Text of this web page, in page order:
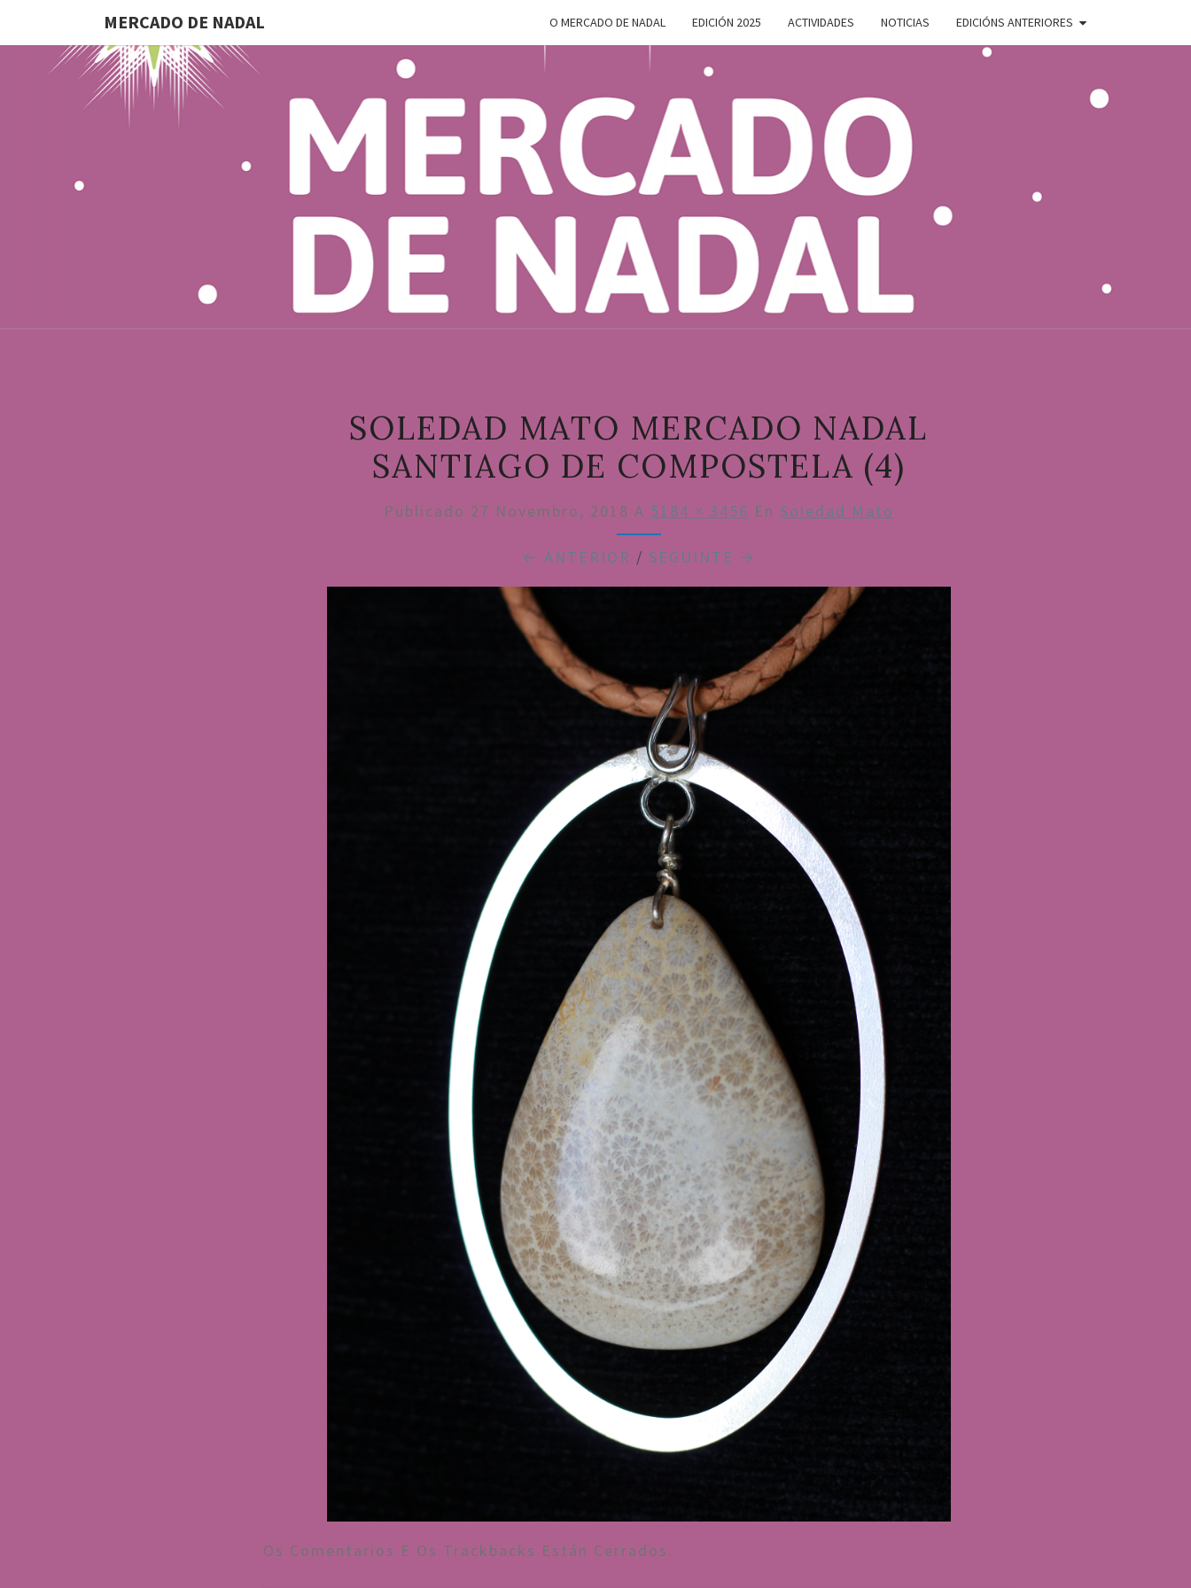
MERCADO DE NADAL O MERCADO DE NADAL EDICIÓN 2025 ACTIVIDADES NOTICIAS EDICIÓNS ANTERIORES
MERCADO
DE
Do 28 De
Novembro
Ao 5 De
Xaneiro En
Compostela
SOLEDAD MATO MERCADO NADAL
SANTIAGO DE COMPOSTELA (4)
Publicado 27 Novembro, 2018 A 5184 × 3456 En Soledad Mato
← ANTERIOR / SEGUINTE →
Os Comentarios E Os Trackbacks Están Cerrados.